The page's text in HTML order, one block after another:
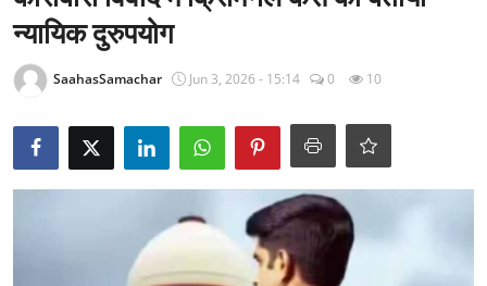
राजनीति
खेल
Epaper
धर्म
न्यायिक दुरुपयोग
SaahasSamachar Jun 3, 2026 - 15:14 0 10